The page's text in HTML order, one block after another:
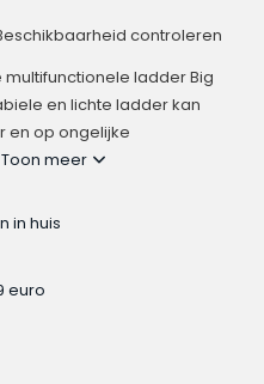
controleren
ladder Big
en lichte ladder kan
en op ongelijke
Toon meer
in huis
euro